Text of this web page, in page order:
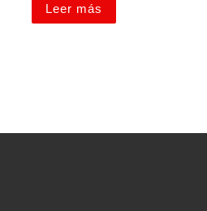
Leer más